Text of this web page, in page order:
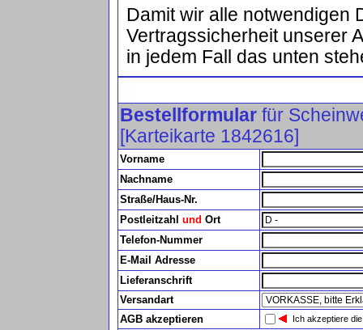
Damit wir alle notwendigen
Vertragssicherheit unserer
in jedem Fall das unten
Bestellformular für
[Karteikarte 1842616]
Vorname
Nachname
Straße/Haus-Nr.
Postleitzahl und Ort
Telefon-Nummer
E-Mail Adresse
Lieferanschrift
Versandart
AGB akzeptieren
Ich akzeptiere die